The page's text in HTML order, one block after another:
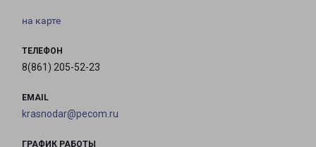
на карте
ТЕЛЕФОН
8(861) 205-52-23
EMAIL
krasnodar@pecom.ru
ГРАФИК РАБОТЫ